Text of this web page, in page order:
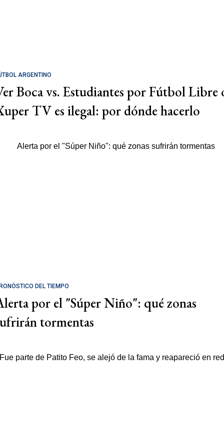
ARGENTINO
Boca vs. Estudiantes por Fútbol Libre
TV es ilegal: por dónde hacerlo
DEL TIEMPO
por el "Súper Niño": qué zonas
tormentas